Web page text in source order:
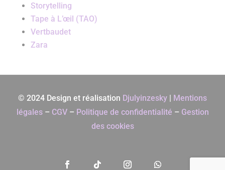
Storytelling
Tape à L’œil (TAO)
Vertbaudet
Zara
© 2024 Design et réalisation Djulyinzesky | Mentions
légales– CGV– Politique de confidentialité – Gestion
des cookies